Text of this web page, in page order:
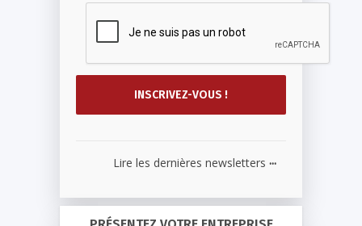
Lire les dernières newsletters ...